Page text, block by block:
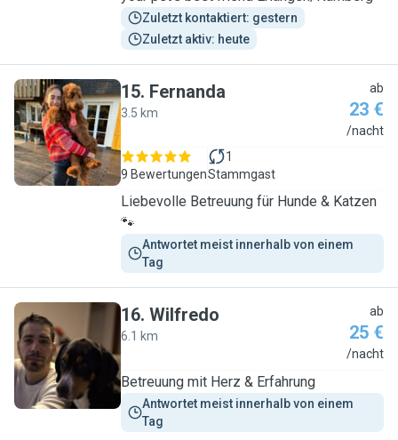
Zuletzt kontaktiert: gestern
Zuletzt aktiv: heute
F
15. Fernanda
3.5 km
ab
23 €
/nacht
9 Bewertungen
1
Stammgast
Liebevolle Betreuung für Hunde & Katzen
🐾
Antwortet meist innerhalb von einem
Tag
W
16. Wilfredo
6.1 km
ab
25 €
/nacht
Betreuung mit Herz & Erfahrung
Antwortet meist innerhalb von einem
Tag